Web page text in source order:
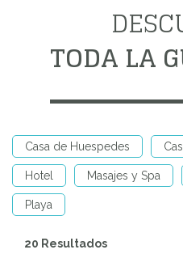
TODA LA
Casa de Huespedes
Hotel Masajes y Spa
Playa
20 Resultados